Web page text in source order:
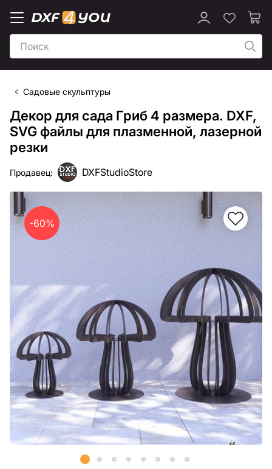
Садовые скульптуры
Декор для сада Гриб 4 размера. DXF,
SVG файлы для плазменной, лазерной
резки
Продавец: DXFStudioStore
-60%